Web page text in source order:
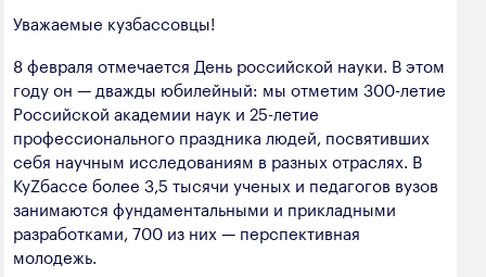
Машиностроение
Промышленность строительных материалов
Добыча общераспространенных
полезных ископаемых
Лёгкая промышленность
Лесная промышленность
Пищевая промышленность
650000, г. Кемерово, пр. Советский, 63
dprom@ako.ru
Создание сайта — Мэйк
Уважаемые кузбассовцы!
8 февраля отмечается День российской науки. В этом
году он — дважды юбилейный: мы отметим 300-летие
Российской академии наук и 25-летие
профессионального праздника людей, посвятивших
себя научным исследованиям в разных отраслях. В
КуZбассе более 3,5 тысячи ученых и педагогов вузов
занимаются фундаментальными и прикладными
разработками, 700 из них — перспективная
молодежь.